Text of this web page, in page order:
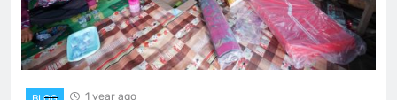
1 year ago